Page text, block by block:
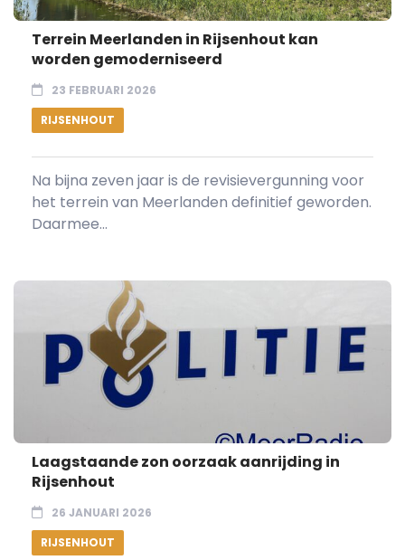
Terrein Meerlanden in Rijsenhout kan
worden gemoderniseerd
23 FEBRUARI 2026
RIJSENHOUT
Na bijna zeven jaar is de revisievergunning voor
het terrein van Meerlanden definitief geworden.
Daarmee...
Laagstaande zon oorzaak aanrijding in
Rijsenhout
26 JANUARI 2026
RIJSENHOUT